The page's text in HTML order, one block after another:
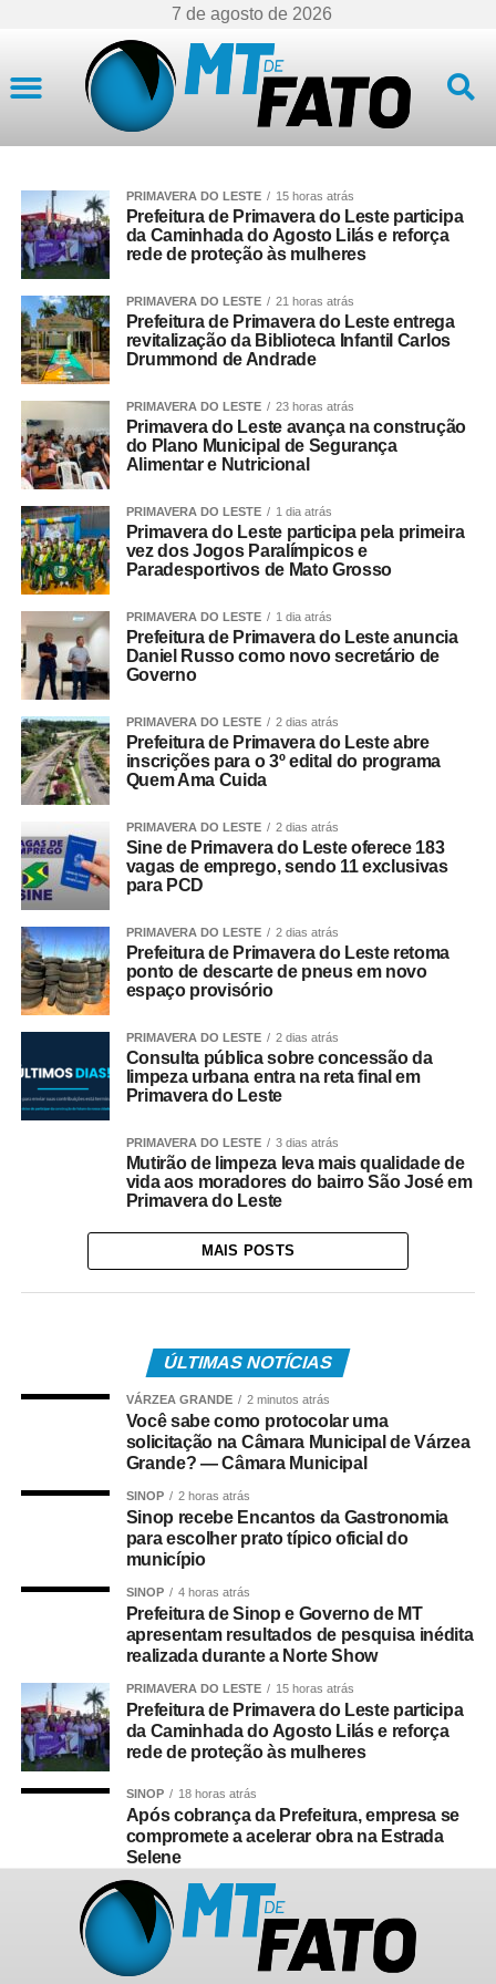
7 de agosto de 2026
PRIMAVERA DO LESTE 15 horas atrás
Prefeitura de Primavera do Leste participa
da Caminhada do Agosto Lilás e reforça
rede de proteção às mulheres
PRIMAVERA DO LESTE 21 horas atrás
Prefeitura de Primavera do Leste entrega
revitalização da Biblioteca Infantil Carlos
Drummond de Andrade
PRIMAVERA DO LESTE 23 horas atrás
Primavera do Leste avança na construção
do Plano Municipal de Segurança
Alimentar e Nutricional
PRIMAVERA DO LESTE 1 dia atrás
Primavera do Leste participa pela primeira
vez dos Jogos Paralímpicos e
Paradesportivos de Mato Grosso
PRIMAVERA DO LESTE 1 dia atrás
Prefeitura de Primavera do Leste anuncia
Daniel Russo como novo secretário de
Governo
PRIMAVERA DO LESTE 2 dias atrás
Prefeitura de Primavera do Leste abre
inscrições para o 3º edital do programa
Quem Ama Cuida
PRIMAVERA DO LESTE 2 dias atrás
Sine de Primavera do Leste oferece 183
vagas de emprego, sendo 11 exclusivas
para PCD
PRIMAVERA DO LESTE 2 dias atrás
Prefeitura de Primavera do Leste retoma
ponto de descarte de pneus em novo
espaço provisório
PRIMAVERA DO LESTE 2 dias atrás
Consulta pública sobre concessão da
limpeza urbana entra na reta final em
Primavera do Leste
PRIMAVERA DO LESTE 3 dias atrás
Mutirão de limpeza leva mais qualidade de
vida aos moradores do bairro São José em
Primavera do Leste
MAIS POSTS
ÚLTIMAS NOTÍCIAS
VÁRZEA GRANDE 2 minutos atrás
Você sabe como protocolar uma
solicitação na Câmara Municipal de Várzea
Grande? — Câmara Municipal
SINOP 2 horas atrás
Sinop recebe Encantos da Gastronomia
para escolher prato típico oficial do
município
SINOP 4 horas atrás
Prefeitura de Sinop e Governo de MT
apresentam resultados de pesquisa inédita
realizada durante a Norte Show
PRIMAVERA DO LESTE 15 horas atrás
Prefeitura de Primavera do Leste participa
da Caminhada do Agosto Lilás e reforça
rede de proteção às mulheres
SINOP 18 horas atrás
Após cobrança da Prefeitura, empresa se
compromete a acelerar obra na Estrada
Selene